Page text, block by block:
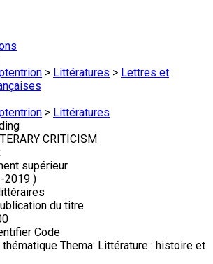
> Littératures > Lettres et
> Littératures
CRITICISM
supérieur
2019 )
du titre
Code
Thema: Littérature : histoire et